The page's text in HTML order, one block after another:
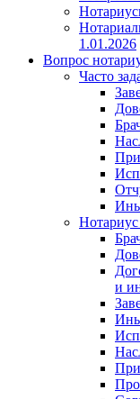
1.01.2026
Вопрос
Часто
Нотариус
и